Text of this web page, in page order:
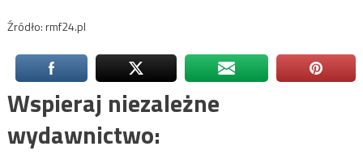
Źródło: rmf24.pl
Wspieraj niezależne
wydawnictwo: